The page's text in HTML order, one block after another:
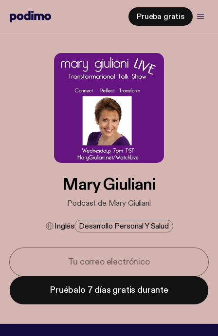
Prueba gratis
Mary Giuliani
Podcast de Mary Giuliani
Inglés Desarrollo Personal Y Salud
Pruébalo 7 días gratis durante